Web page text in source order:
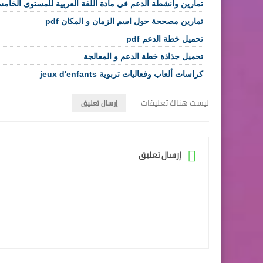
تمارين وأنشطة الدعم في مادة اللغة العربية للمستوى
تمارين مصححة حول اسم الزمان و المكان pdf
تحميل خطة الدعم pdf
تحميل جذاذة خطة الدعم و المعالجة
كراسات ألعاب وفعاليات تربوية jeux d'enfants
ليست هناك تعليقات إرسال تعليق
إرسال تعليق